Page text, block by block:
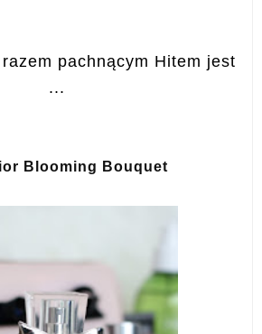
pachnącym Hitem jest
...
Blooming Bouquet